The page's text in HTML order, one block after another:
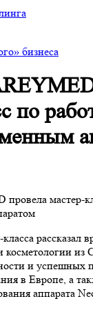
бизнеса
по
рассказал
косметологии из
и успешных
в Европе, а
аппарата